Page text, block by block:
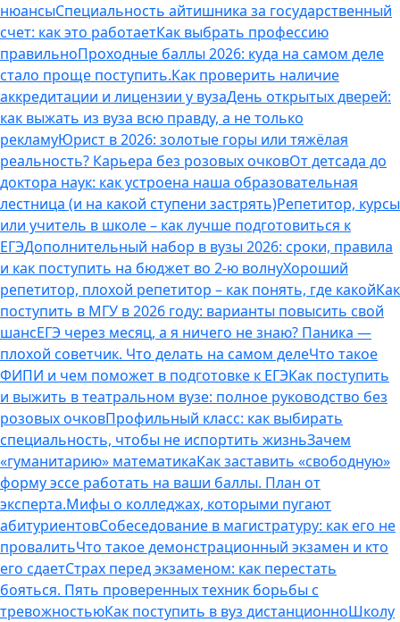
нюансыСпециальность айтишника за государственный
счет: как это работаетКак выбрать профессию
правильноПроходные баллы 2026: куда на самом деле
стало проще поступить.Как проверить наличие
аккредитации и лицензии у вузаДень открытых дверей:
как выжать из вуза всю правду, а не только
рекламуЮрист в 2026: золотые горы или тяжёлая
реальность? Карьера без розовых очковОт детсада до
доктора наук: как устроена наша образовательная
лестница (и на какой ступени застрять)Репетитор, курсы
или учитель в школе – как лучше подготовиться к
ЕГЭДополнительный набор в вузы 2026: сроки, правила
и как поступить на бюджет во 2‑ю волнуХороший
репетитор, плохой репетитор – как понять, где какойКак
поступить в МГУ в 2026 году: варианты повысить свой
шансЕГЭ через месяц, а я ничего не знаю? Паника —
плохой советчик. Что делать на самом делеЧто такое
ФИПИ и чем поможет в подготовке к ЕГЭКак поступить
и выжить в театральном вузе: полное руководство без
розовых очковПрофильный класс: как выбирать
специальность, чтобы не испортить жизньЗачем
«гуманитарию» математикаКак заставить «свободную»
форму эссе работать на ваши баллы. План от
эксперта.Мифы о колледжах, которыми пугают
абитуриентовСобеседование в магистратуру: как его не
провалитьЧто такое демонстрационный экзамен и кто
его сдаетСтрах перед экзаменом: как перестать
бояться. Пять проверенных техник борьбы с
тревожностьюКак поступить в вуз дистанционноШколу